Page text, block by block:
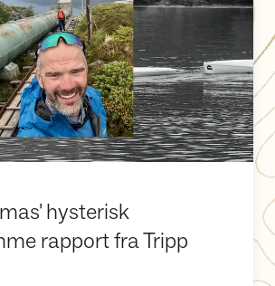
hysterisk
rapport fra Tripp